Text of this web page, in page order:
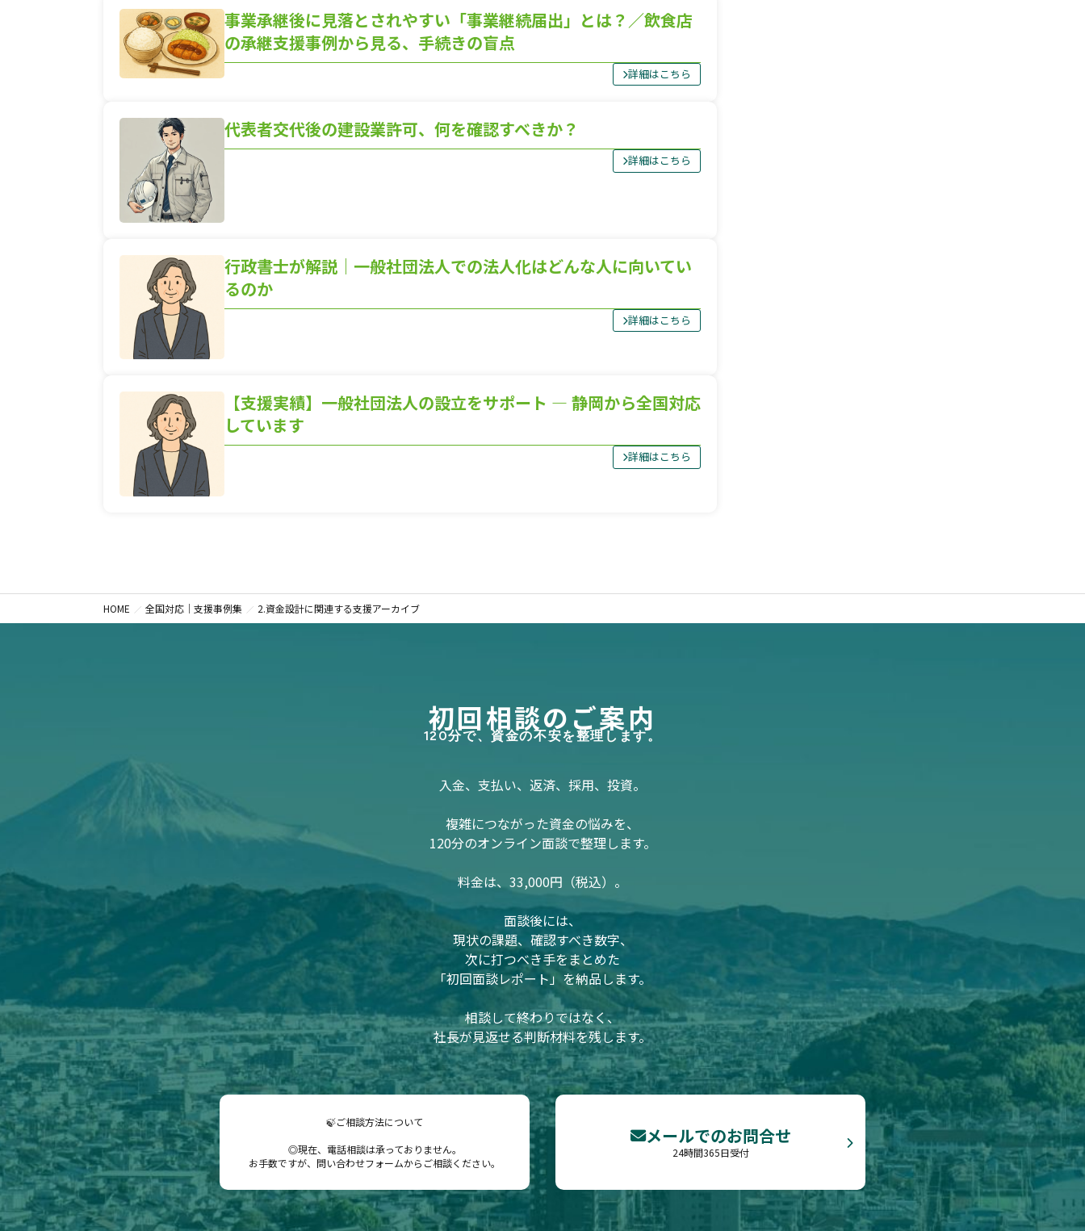
事業承継後に見落とされやすい「事業継続届出」とは？／飲食店
の承継支援事例から見る、手続きの盲点
詳細はこちら
代表者交代後の建設業許可、何を確認すべきか？
詳細はこちら
行政書士が解説｜一般社団法人での法人化はどんな人に向いてい
るのか
詳細はこちら
【支援実績】一般社団法人の設立をサポート ― 静岡から全国対応
しています
詳細はこちら
HOME 全国対応｜支援事例集 2.資金設計に関連する支援アーカイブ
初回相談のご案内
120分で、資金の不安を整理します。
入金、支払い、返済、採用、投資。
複雑につながった資金の悩みを、
120分のオンライン面談で整理します。
料金は、33,000円（税込）。
面談後には、
現状の課題、確認すべき数字、
次に打つべき手をまとめた
「初回面談レポート」を納品します。
相談して終わりではなく、
社長が見返せる判断材料を残します。
🍃ご相談方法について
◎現在、電話相談は承っておりません。
お手数ですが、問い合わせフォームからご相談ください。
メールでのお問合せ
24時間365日受付